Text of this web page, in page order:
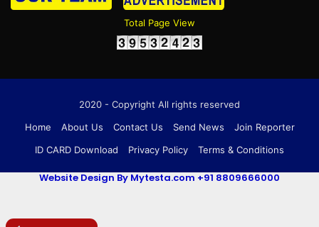
Total Page View
2020 - Copyright All rights reserved
Home
About Us Contact Us Send News
Join Reporter
ID CARD Download
Privacy Policy Terms & Conditions
Website Design By Mytesta.com +91 8809666000